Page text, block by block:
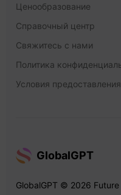
Ценообразование
Справочный центр
Свяжитесь с нами
Политика
Условия
GlobalGPT
GlobalGPT © 2026